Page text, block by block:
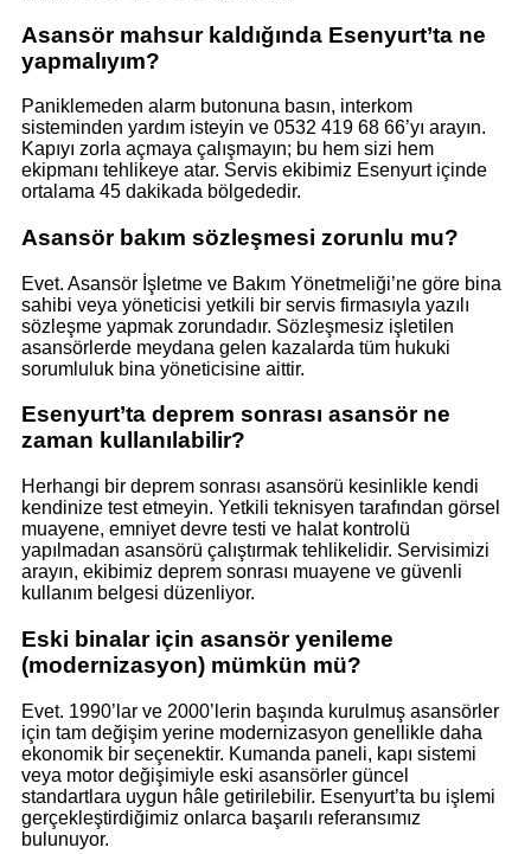
Asansör mahsur kaldığında Esenyurt’ta ne
yapmalıyım?
Paniklemeden alarm butonuna basın, interkom
sisteminden yardım isteyin ve 0532 419 68 66’yı arayın.
Kapıyı zorla açmaya çalışmayın; bu hem sizi hem
ekipmanı tehlikeye atar. Servis ekibimiz Esenyurt içinde
ortalama 45 dakikada bölgededir.
Asansör bakım sözleşmesi zorunlu mu?
Evet. Asansör İşletme ve Bakım Yönetmeliği’ne göre bina
sahibi veya yöneticisi yetkili bir servis firmasıyla yazılı
sözleşme yapmak zorundadır. Sözleşmesiz işletilen
asansörlerde meydana gelen kazalarda tüm hukuki
sorumluluk bina yöneticisine aittir.
Esenyurt’ta deprem sonrası asansör ne
zaman kullanılabilir?
Herhangi bir deprem sonrası asansörü kesinlikle kendi
kendinize test etmeyin. Yetkili teknisyen tarafından görsel
muayene, emniyet devre testi ve halat kontrolü
yapılmadan asansörü çalıştırmak tehlikelidir. Servisimizi
arayın, ekibimiz deprem sonrası muayene ve güvenli
kullanım belgesi düzenliyor.
Eski binalar için asansör yenileme
(modernizasyon) mümkün mü?
Evet. 1990’lar ve 2000’lerin başında kurulmuş asansörler
için tam değişim yerine modernizasyon genellikle daha
ekonomik bir seçenektir. Kumanda paneli, kapı sistemi
veya motor değişimiyle eski asansörler güncel
standartlara uygun hâle getirilebilir. Esenyurt’ta bu işlemi
gerçekleştirdiğimiz onlarca başarılı referansımız
bulunuyor.